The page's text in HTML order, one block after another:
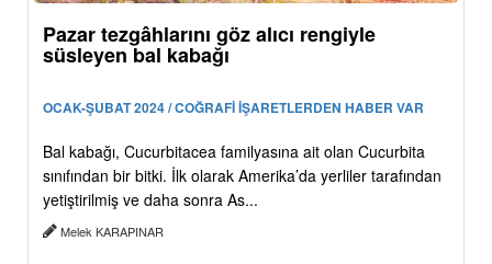
Pazar tezgâhlarını göz alıcı rengiyle
süsleyen bal kabağı
OCAK-ŞUBAT 2024 / COĞRAFİ İŞARETLERDEN HABER VAR
Bal kabağı, Cucurbitacea familyasına ait olan Cucurbita
sınıfından bir bitki. İlk olarak Amerika’da yerliler tarafından
yetiştirilmiş ve daha sonra As...
Melek KARAPINAR